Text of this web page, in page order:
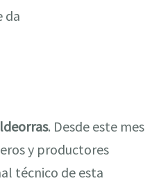
da
. Desde este mes
y productores
técnico de esta